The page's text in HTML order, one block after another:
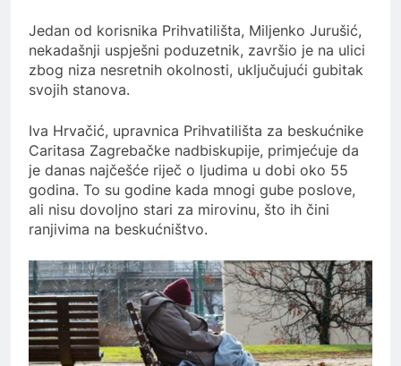
Jedan od korisnika Prihvatilišta, Miljenko Jurušić,
nekadašnji uspješni poduzetnik, završio je na ulici
zbog niza nesretnih okolnosti, uključujući gubitak
svojih stanova.
Iva Hrvačić, upravnica Prihvatilišta za beskućnike
Caritasa Zagrebačke nadbiskupije, primjećuje da
je danas najčešće riječ o ljudima u dobi oko 55
godina. To su godine kada mnogi gube poslove,
ali nisu dovoljno stari za mirovinu, što ih čini
ranjivima na beskućništvo.